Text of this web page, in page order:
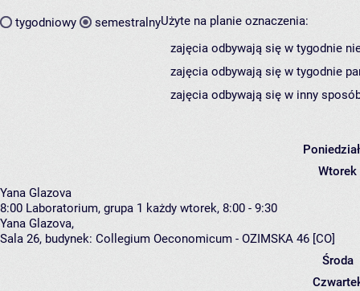
tygodniowy semestralnyUżyte na planie oznaczenia:
zajęcia odbywają się w tygodnie
zajęcia odbywają się w tygodnie
zajęcia odbywają się w inny
Wtorek
Yana Glazova
8:00 Laboratorium, grupa 1 każdy wtorek, 8:00 - 9:30
Yana Glazova,
Sala 26, budynek: Collegium Oeconomicum - OZIMSKA 46 [CO]
Środa